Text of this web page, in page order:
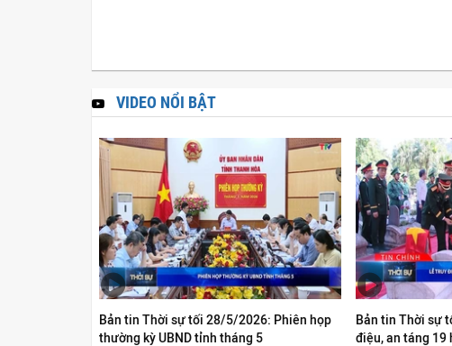
VIDEO NỔI BẬT
Bản tin Thời sự tối 28/5/2026: Phiên họp
thường kỳ UBND tỉnh tháng 5
Bản tin Thời sự
điệu, an táng 19